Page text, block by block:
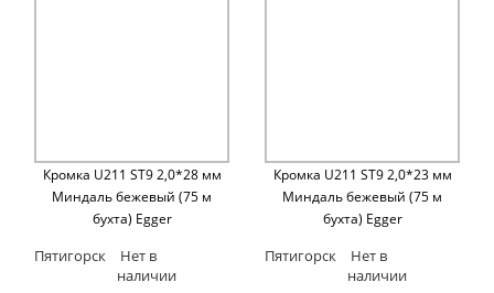
Кромка U211 ST9 2,0*28 мм
Миндаль бежевый (75 м
бухта) Egger
Пятигорск
Нет в
наличии
Кромка U211 ST9 2,0*23 мм
Миндаль бежевый (75 м
бухта) Egger
Пятигорск
Нет в
наличии